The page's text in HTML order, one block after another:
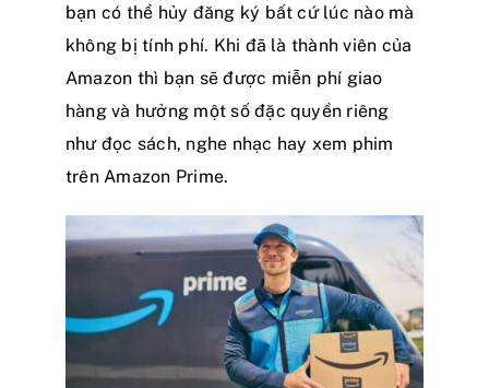
bạn có thể hủy đăng ký bất cứ lúc nào mà
không bị tính phí. Khi đã là thành viên của
Amazon thì bạn sẽ được miễn phí giao
hàng và hưởng một số đặc quyền riêng
như đọc sách, nghe nhạc hay xem phim
trên Amazon Prime.